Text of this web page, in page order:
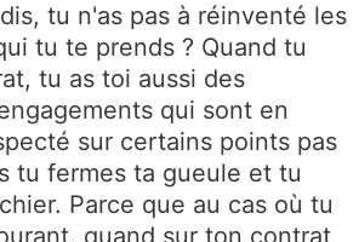
tu n'as pas à réinventé les
tu te prends ? Quand tu
tu as toi aussi des
qui sont en
sur certains points pas
tu fermes ta gueule et tu
Parce que au cas où tu